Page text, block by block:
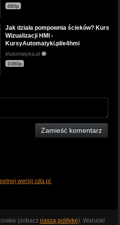
480p
Jak działa pompownia ścieków? Kurs
Wizualizacji HMI -
KursyAutomatyki.pl/e4hmi
iAutomatyka.pl
1080p
Zamieść komentarz
wersji cda.pl
(zobacz naszą politykę). Warunki